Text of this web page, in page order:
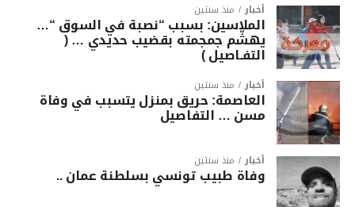
أخبار منذ سنتين
الملاسين: بسبب “نصبة في السوق “…
يهشّم جمجمته بقضيب حديدي … (
التفـاصيل )
أخبار منذ سنتين
العاصمة: حريق بمنزل يتسبب في وفاة
مسن … التفاصيل
أخبار منذ سنتين
وفاة طبيب تونسي بسلطنة عمان ..